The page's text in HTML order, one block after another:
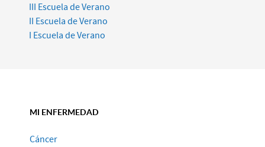
III Escuela de Verano
II Escuela de Verano
I Escuela de Verano
MI ENFERMEDAD
Cáncer